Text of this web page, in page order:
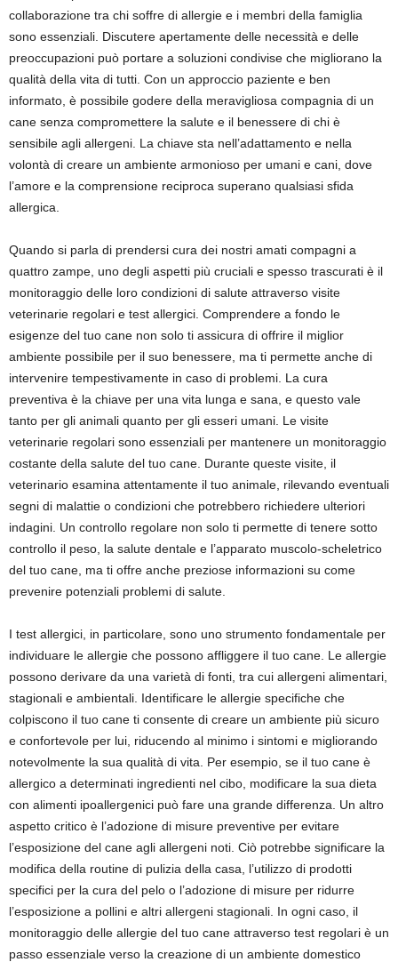
collaborazione tra chi soffre di allergie e i membri della famiglia
sono essenziali. Discutere apertamente delle necessità e delle
preoccupazioni può portare a soluzioni condivise che migliorano la
qualità della vita di tutti. Con un approccio paziente e ben
informato, è possibile godere della meravigliosa compagnia di un
cane senza compromettere la salute e il benessere di chi è
sensibile agli allergeni. La chiave sta nell’adattamento e nella
volontà di creare un ambiente armonioso per umani e cani, dove
l’amore e la comprensione reciproca superano qualsiasi sfida
allergica.
Quando si parla di prendersi cura dei nostri amati compagni a
quattro zampe, uno degli aspetti più cruciali e spesso trascurati è il
monitoraggio delle loro condizioni di salute attraverso visite
veterinarie regolari e test allergici. Comprendere a fondo le
esigenze del tuo cane non solo ti assicura di offrire il miglior
ambiente possibile per il suo benessere, ma ti permette anche di
intervenire tempestivamente in caso di problemi. La cura
preventiva è la chiave per una vita lunga e sana, e questo vale
tanto per gli animali quanto per gli esseri umani. Le visite
veterinarie regolari sono essenziali per mantenere un monitoraggio
costante della salute del tuo cane. Durante queste visite, il
veterinario esamina attentamente il tuo animale, rilevando eventuali
segni di malattie o condizioni che potrebbero richiedere ulteriori
indagini. Un controllo regolare non solo ti permette di tenere sotto
controllo il peso, la salute dentale e l’apparato muscolo-scheletrico
del tuo cane, ma ti offre anche preziose informazioni su come
prevenire potenziali problemi di salute.
I test allergici, in particolare, sono uno strumento fondamentale per
individuare le allergie che possono affliggere il tuo cane. Le allergie
possono derivare da una varietà di fonti, tra cui allergeni alimentari,
stagionali e ambientali. Identificare le allergie specifiche che
colpiscono il tuo cane ti consente di creare un ambiente più sicuro
e confortevole per lui, riducendo al minimo i sintomi e migliorando
notevolmente la sua qualità di vita. Per esempio, se il tuo cane è
allergico a determinati ingredienti nel cibo, modificare la sua dieta
con alimenti ipoallergenici può fare una grande differenza. Un altro
aspetto critico è l’adozione di misure preventive per evitare
l’esposizione del cane agli allergeni noti. Ciò potrebbe significare la
modifica della routine di pulizia della casa, l’utilizzo di prodotti
specifici per la cura del pelo o l’adozione di misure per ridurre
l’esposizione a pollini e altri allergeni stagionali. In ogni caso, il
monitoraggio delle allergie del tuo cane attraverso test regolari è un
passo essenziale verso la creazione di un ambiente domestico